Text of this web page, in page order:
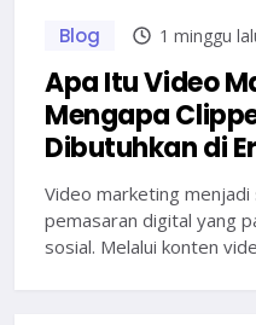
Blog 1 minggu
Apa Itu Video
Mengapa
Dibutuhkan di
Video marketing
pemasaran digital yang
sosial. Melalui konten